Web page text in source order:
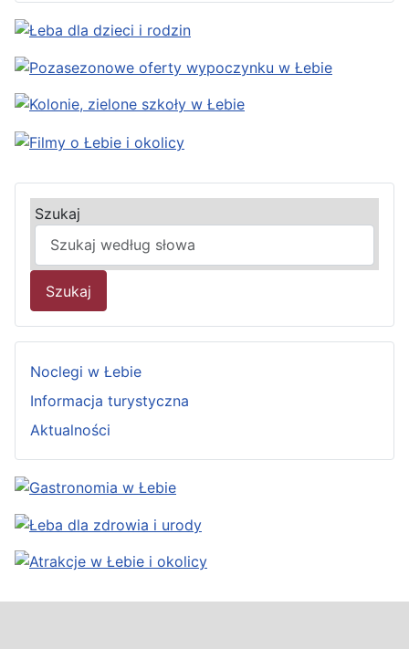
Szukaj
Szukaj
Noclegi w Łebie
Informacja turystyczna
Aktualności